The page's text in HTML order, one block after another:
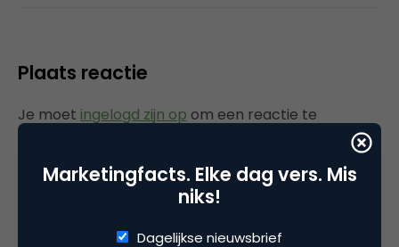
Plaats reactie
Je moet ingelogd zijn op om een reactie te
Gerelateerde artikelen
Marketingfacts. Elke dag vers. Mis
niks!
Dagelijkse nieuwsbrief